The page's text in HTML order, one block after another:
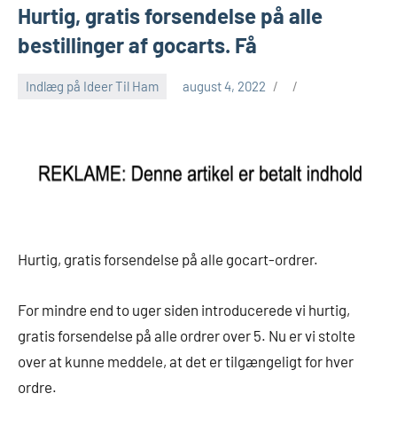
Hurtig, gratis forsendelse på alle
bestillinger af gocarts. Få
Indlæg på Ideer Til Ham august 4, 2022
Hurtig, gratis forsendelse på alle gocart-ordrer.
For mindre end to uger siden introducerede vi hurtig,
gratis forsendelse på alle ordrer over 5. Nu er vi stolte
over at kunne meddele, at det er tilgængeligt for hver
ordre.